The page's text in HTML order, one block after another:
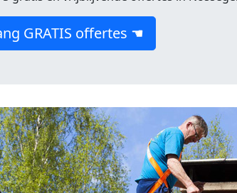
GRATIS offertes ☚